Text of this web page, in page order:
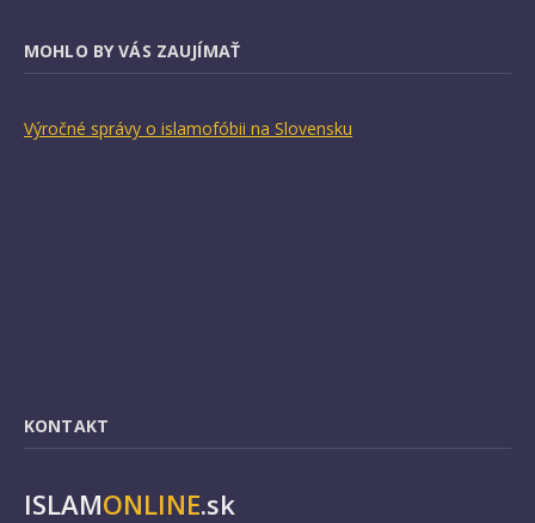
MOHLO BY VÁS ZAUJÍMAŤ
Výročné správy o islamofóbii na Slovensku
KONTAKT
ISLAMONLINE.sk